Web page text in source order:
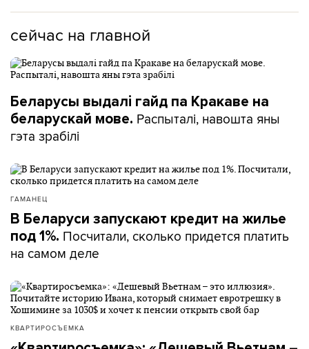
сейчас на главной
Беларусы выдалі гайд па Кракаве на
беларускай мове. Распыталі, навошта яны
гэта зрабілі
ГАМАНЕЦ
В Беларуси запускают кредит на жилье
под 1%. Посчитали, сколько придется платить
на самом деле
КВАРТИРОСЪЕМКА